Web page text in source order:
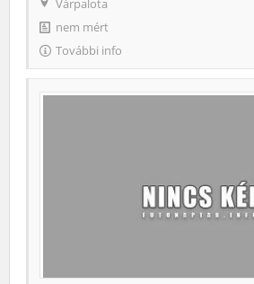
Várpalota
nem mért
További info